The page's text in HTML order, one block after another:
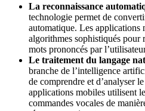
La reconnaissance
technologie permet de
automatique. Les applications
algorithmes sophistiqués pour
mots prononcés par
Le traitement du langage
branche de l’intelligence
de comprendre et d’analyser
applications mobiles utilisent
commandes vocales de